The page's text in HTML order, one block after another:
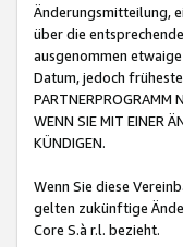
Änderungsmitteilung,
über die
ausgenommen
Datum, jedoch
PARTNERPROGRAMM
WENN SIE MIT EINER
KÜNDIGEN.
Wenn Sie diese
gelten zukünftige
Core S.à r.l. bezieht.